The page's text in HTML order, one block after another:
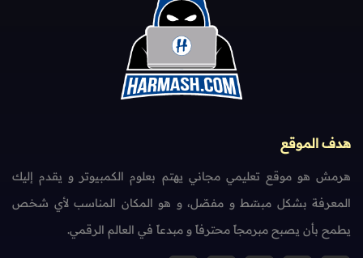
هدف الموقع
هرمش هو موقع تعليمي مجاني يهتم بعلوم الكمبيوتر و يقدم إليك
المعرفة بشكل مبسّط و مفصّل، و هو المكان المناسب لأي شخص
يطمح بأن يصبح مبرمجاً محترفاً و مبدعاً في العالم الرقمي.